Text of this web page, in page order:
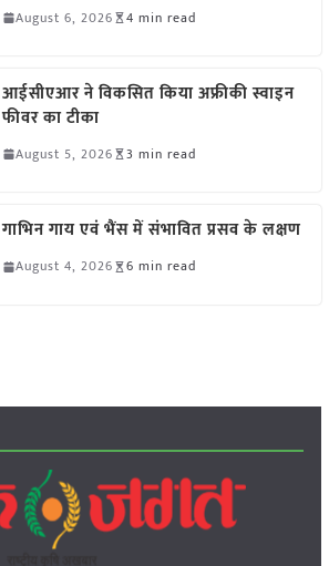
August 6, 2026 4 min read
आईसीएआर ने विकसित किया अफ्रीकी स्वाइन
फीवर का टीका
August 5, 2026 3 min read
गाभिन गाय एवं भैंस में संभावित प्रसव के लक्षण
August 4, 2026 6 min read